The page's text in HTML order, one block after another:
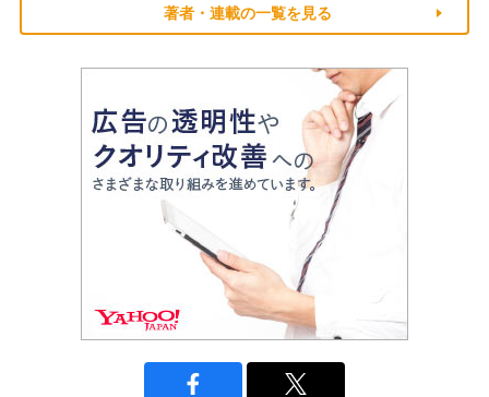
著者・連載の一覧を見る